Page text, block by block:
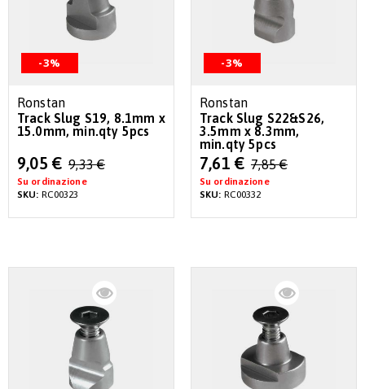
-3%
Ronstan
Track Slug S19, 8.1mm x
15.0mm, min.qty 5pcs
Special
Price
9,05 € 9,33 €
Su ordinazione
SKU: RC00323
-3%
Ronstan
Track Slug S22&S26,
3.5mm x 8.3mm,
min.qty 5pcs
Special
Price
7,61 € 7,85 €
Su ordinazione
SKU: RC00332